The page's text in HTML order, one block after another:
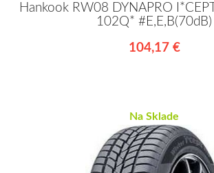
Hankook RW08 DYNAPRO
102Q* #E,E,B(70dB)
104,17 €
Na Sklade